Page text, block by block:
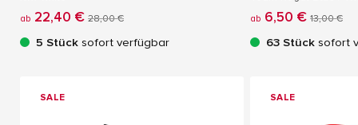
ab 22,40 € 28,00 €
5 Stück sofort verfügbar
ab 6,50 € 13,00 €
63 Stück sofort
SALE SALE